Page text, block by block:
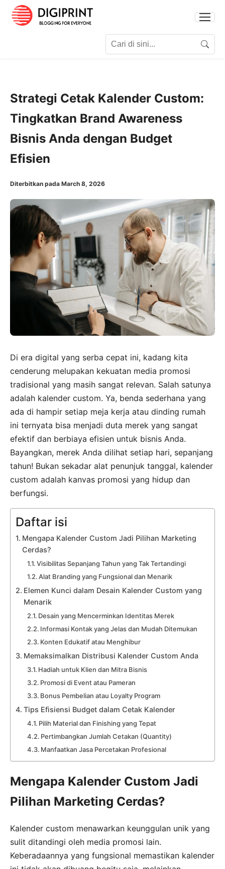
Search
Strategi Cetak Kalender Custom:
Tingkatkan Brand Awareness
Bisnis Anda dengan Budget
Efisien
Diterbitkan pada March 8, 2026
Di era digital yang serba cepat ini, kadang kita
cenderung melupakan kekuatan media promosi
tradisional yang masih sangat relevan. Salah satunya
adalah kalender custom. Ya, benda sederhana yang
ada di hampir setiap meja kerja atau dinding rumah
ini ternyata bisa menjadi duta merek yang sangat
efektif dan berbiaya efisien untuk bisnis Anda.
Bayangkan, merek Anda dilihat setiap hari, sepanjang
tahun! Bukan sekadar alat penunjuk tanggal, kalender
custom adalah kanvas promosi yang hidup dan
berfungsi.
Daftar isi
Mengapa Kalender Custom Jadi Pilihan Marketing
Cerdas?
Visibilitas Sepanjang Tahun yang Tak Tertandingi
Alat Branding yang Fungsional dan Menarik
Elemen Kunci dalam Desain Kalender Custom yang
Menarik
Desain yang Mencerminkan Identitas Merek
Informasi Kontak yang Jelas dan Mudah Ditemukan
Konten Edukatif atau Menghibur
Memaksimalkan Distribusi Kalender Custom Anda
Hadiah untuk Klien dan Mitra Bisnis
Promosi di Event atau Pameran
Bonus Pembelian atau Loyalty Program
Tips Efisiensi Budget dalam Cetak Kalender
Pilih Material dan Finishing yang Tepat
Pertimbangkan Jumlah Cetakan (Quantity)
Manfaatkan Jasa Percetakan Profesional
Mengapa Kalender Custom Jadi
Pilihan Marketing Cerdas?
Kalender custom menawarkan keunggulan unik yang
sulit ditandingi oleh media promosi lain.
Keberadaannya yang fungsional memastikan kalender